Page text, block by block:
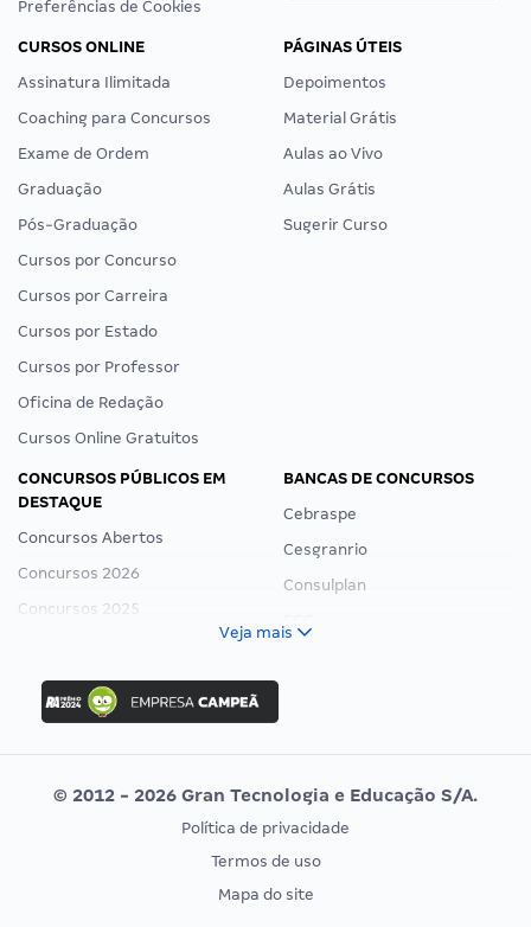
Preferências de Cookies
CURSOS ONLINE
Assinatura Ilimitada
Coaching para Concursos
Exame de Ordem
Graduação
Pós-Graduação
Cursos por Concurso
Cursos por Carreira
Cursos por Estado
Cursos por Professor
Oficina de Redação
Cursos Online Gratuitos
PÁGINAS ÚTEIS
Depoimentos
Material Grátis
Aulas ao Vivo
Aulas Grátis
Sugerir Curso
CONCURSOS PÚBLICOS EM
DESTAQUE
Concursos Abertos
Concursos 2026
Concursos 2025
Concurso Ibama
Concurso MPU
Editais publicados
BANCAS DE CONCURSOS
Cebraspe
Cesgranrio
Consulplan
Vunesp
CONCURSOS POR PROFISSÃO
EXAME DE ORDEM
Veja mais
© 2012 - 2026 Gran Tecnologia e Educação S/A.
Política de privacidade
Termos de uso
Mapa do site